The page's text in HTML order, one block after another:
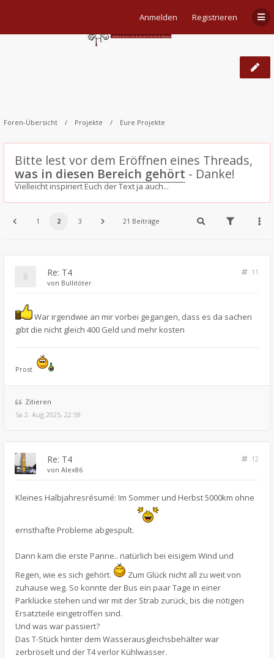
Anmelden Registrieren
Foren-Übersicht Projekte Eure Projekte
Bitte lest vor dem Eröffnen eines Threads,
was in diesen Bereich gehört - Danke!
Vielleicht inspiriert Euch der Text ja auch...
1 2 3 21 Beiträge
Re: T4
11
von Bullitöter
War irgendwie an mir vorbei gegangen, dass es da sachen
gibt die nicht gleich 400 Geld und mehr kosten
Prost
Zitieren
Sa 2. Aug 2025, 22:59
Re: T4
12
von Alex86
Kleines Halbjahresrésumé: Im Sommer und Herbst 5000km ohne
ernsthafte Probleme abgespult.
Dann kam die erste Panne.. natürlich bei eisigem Wind und
Regen, wie es sich gehört.
Zum Glück nicht all zu weit von
zuhause weg. So konnte der Bus ein paar Tage in einer
Parklücke stehen und wir mit der Strab zurück, bis die nötigen
Ersatzteile eingetroffen sind.
Und was war passiert?
Das T-Stück hinter dem Wasserausgleichsbehälter war
zerbröselt und der T4 verlor Kühlwasser.